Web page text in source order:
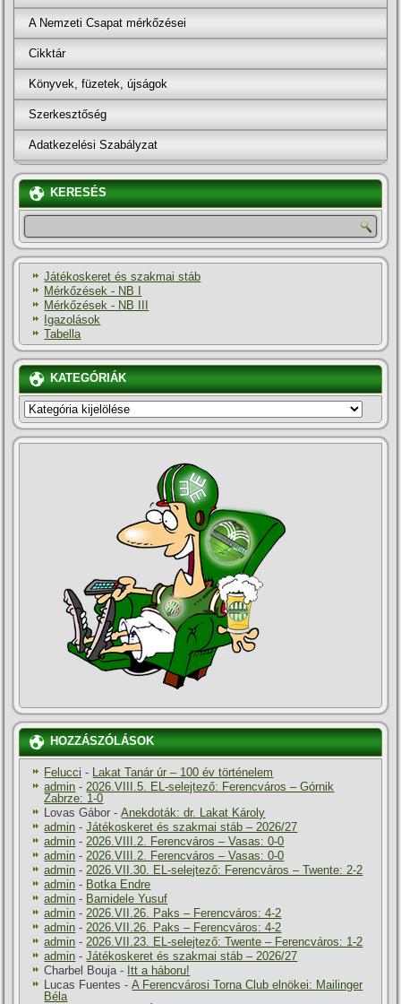
A Nemzeti Csapat mérkőzései
Cikktár
Könyvek, füzetek, újságok
Szerkesztőség
Adatkezelési Szabályzat
KERESÉS
Játékoskeret és szakmai stáb
Mérkőzések - NB I
Mérkőzések - NB III
Igazolások
Tabella
KATEGÓRIÁK
KATEGÓRIÁK
HOZZÁSZÓLÁSOK
Felucci - Lakat Tanár úr – 100 év történelem
admin -2026.VIII.5. EL-selejtező: Ferencváros – Górnik
Zabrze: 1-0
Lovas Gábor -Anekdoták: dr. Lakat Károly
admin -Játékoskeret és szakmai stáb – 2026/27
admin -2026.VIII.2. Ferencváros – Vasas: 0-0
admin -2026.VIII.2. Ferencváros – Vasas: 0-0
admin -2026.VII.30. EL-selejtező: Ferencváros – Twente: 2-2
admin - Botka Endre
admin - Bamidele Yusuf
admin -2026.VII.26. Paks – Ferencváros: 4-2
admin -2026.VII.26. Paks – Ferencváros: 4-2
admin -2026.VII.23. EL-selejtező: Twente – Ferencváros: 1-2
admin -Játékoskeret és szakmai stáb – 2026/27
Charbel Bouja- Itt a háboru!
Lucas Fuentes -A Ferencvárosi Torna Club elnökei: Mailinger
Béla